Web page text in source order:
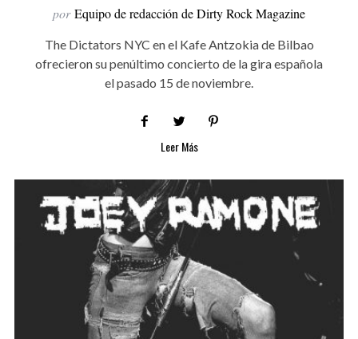
por Equipo de redacción de Dirty Rock Magazine
The Dictators NYC en el Kafe Antzokia de Bilbao
ofrecieron su penúltimo concierto de la gira española
el pasado 15 de noviembre.
Leer Más